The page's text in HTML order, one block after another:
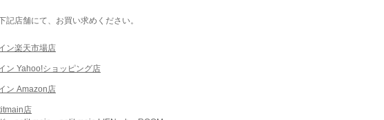
記店舗にて、お買い求めください。
ン楽天市場店
ン Yahoo!ショッピング店
ン Amazon店
店